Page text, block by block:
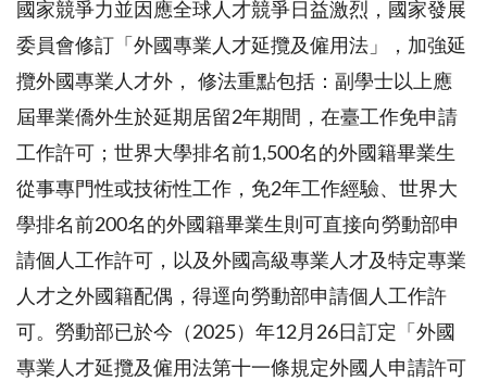
國家競爭力並因應全球人才競爭日益激烈，國家發展
委員會修訂「外國專業人才延攬及僱用法」，加強延
攬外國專業人才外， 修法重點包括：副學士以上應
屆畢業僑外生於延期居留2年期間，在臺工作免申請
工作許可；世界大學排名前1,500名的外國籍畢業生
從事專門性或技術性工作，免2年工作經驗、世界大
學排名前200名的外國籍畢業生則可直接向勞動部申
請個人工作許可，以及外國高級專業人才及特定專業
人才之外國籍配偶，得逕向勞動部申請個人工作許
可。勞動部已於今（2025）年12月26日訂定「外國
專業人才延攬及僱用法第十一條規定外國人申請許可